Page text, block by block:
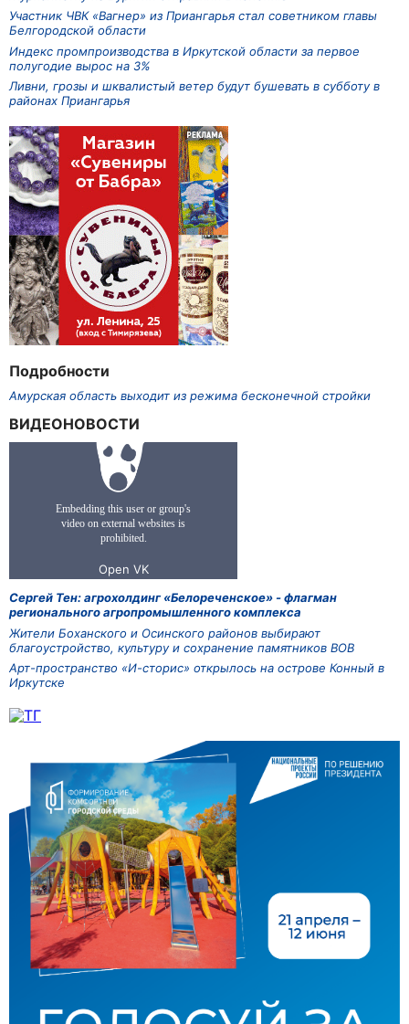
Участник ЧВК «Вагнер» из Приангарья стал советником главы
Белгородской области
Индекс промпроизводства в Иркутской области за первое
полугодие вырос на 3%
Ливни, грозы и шквалистый ветер будут бушевать в субботу в
районах Приангарья
Подробности
Амурская область выходит из режима бесконечной стройки
ВИДЕОНОВОСТИ
Сергей Тен: агрохолдинг «Белореченское» - флагман
регионального агропромышленного комплекса
Жители Боханского и Осинского районов выбирают
благоустройство, культуру и сохранение памятников ВОВ
Арт-пространство «И-сторис» открылось на острове Конный в
Иркутске